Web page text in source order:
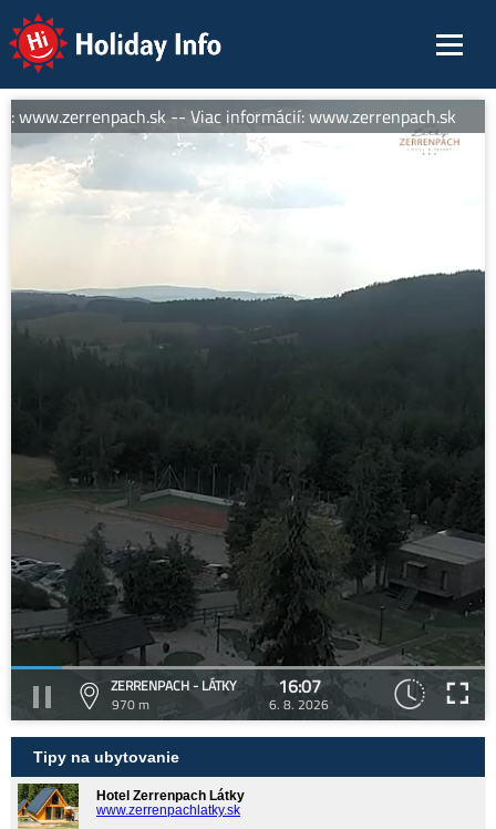
Holiday Info
www.zerrenpach.sk -- Viac informácií: www.zerrenpach.sk
ZERRENPACH - LÁTKY
970 m
16:07
6. 8. 2026
Tipy na ubytovanie
Hotel Zerrenpach Látky
www.zerrenpachlatky.sk